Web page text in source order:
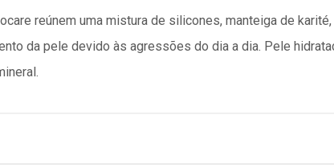
reúnem uma mistura de silicones, manteiga de
da pele devido às agressões do dia a dia. Pele